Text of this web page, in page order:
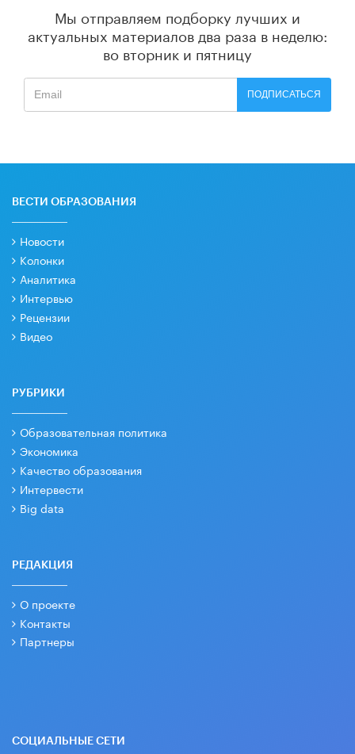
Мы отправляем подборку лучших и
актуальных материалов два раза в неделю:
во вторник и пятницу
ПОДПИСАТЬСЯ
ВЕСТИ ОБРАЗОВАНИЯ
Новости
Колонки
Аналитика
Интервью
Рецензии
Видео
РУБРИКИ
Образовательная политика
Экономика
Качество образования
Интервести
Big data
РЕДАКЦИЯ
О проекте
Контакты
Партнеры
СОЦИАЛЬНЫЕ СЕТИ